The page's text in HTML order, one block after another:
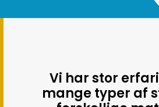
Vi har stor
mange typer af